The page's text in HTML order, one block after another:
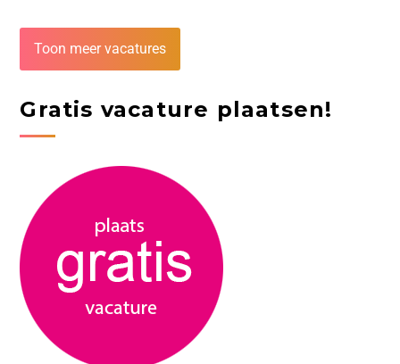
Toon meer vacatures
Gratis vacature plaatsen!